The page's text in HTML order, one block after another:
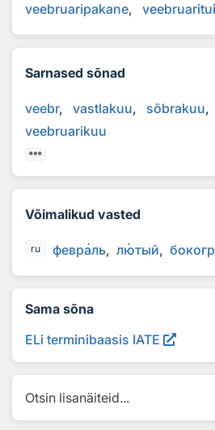
veebruaripakane
Sarnased sõnad
veebr vastlakuu sõbrakuu
veebruarikuu
Võimalikud vasted
ru февраль лютый бокогр
Sama sõna
ELi terminibaasis IATE
Otsin lisanäiteid...